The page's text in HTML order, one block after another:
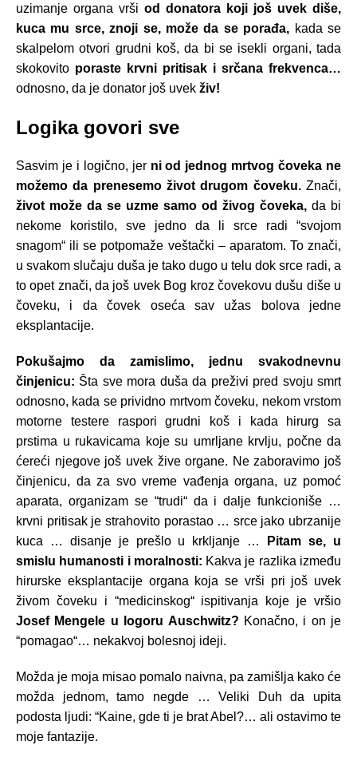
uzimanje organa vrši od donatora koji još uvek diše,
kuca mu srce, znoji se, može da se porađa, kada se
skalpelom otvori grudni koš, da bi se isekli organi, tada
skokovito poraste krvni pritisak i srčana frekvenca…
odnosno, da je donator još uvek živ!
Logika govori sve
Sasvim je i logično, jer ni od jednog mrtvog čoveka ne
možemo da prenesemo život drugom čoveku.Znači,
život može da se uzme samo od živog čoveka, da bi
nekome koristilo, sve jedno da li srce radi “svojom
snagom“ ili se potpomaže veštački – aparatom. To znači,
u svakom slučaju duša je tako dugo u telu dok srce radi, a
to opet znači, da još uvek Bog kroz čovekovu dušu diše u
čoveku, i da čovek oseća sav užas bolova jedne
eksplantacije.
Pokušajmo da zamislimo, jednu svakodnevnu
činjenicu: Šta sve mora duša da preživi pred svoju smrt
odnosno, kada se prividno mrtvom čoveku, nekom vrstom
motorne testere raspori grudni koš i kada hirurg sa
prstima u rukavicama koje su umrljane krvlju, počne da
ćereći njegove još uvek žive organe. Ne zaboravimo još
činjenicu, da za svo vreme vađenja organa, uz pomoć
aparata, organizam se “trudi“ da i dalje funkcioniše …
krvni pritisak je strahovito porastao … srce jako ubrzanije
kuca … disanje je prešlo u krkljanje …
Pitam se, u
smislu humanosti i moralnosti: Kakva je razlika između
hirurske eksplantacije organa koja se vrši pri još uvek
živom čoveku i “medicinskog“ ispitivanja koje je vršio
Josef Mengele u logoru Auschwitz? Konačno, i on je
“pomagao“… nekakvoj bolesnoj ideji.
Možda je moja misao pomalo naivna, pa zamišlja kako će
možda jednom, tamo negde … Veliki Duh da upita
podosta ljudi: “Kaine, gde ti je brat Abel?… ali ostavimo te
moje fantazije.